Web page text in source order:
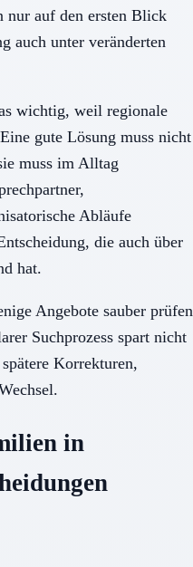
nur auf den ersten Blick
auch unter veränderten
wichtig, weil regionale
gute Lösung muss nicht
muss im Alltag
Abläufe
die auch über
hat.
Angebote sauber prüfen
Suchprozess spart nicht
Korrekturen,
in